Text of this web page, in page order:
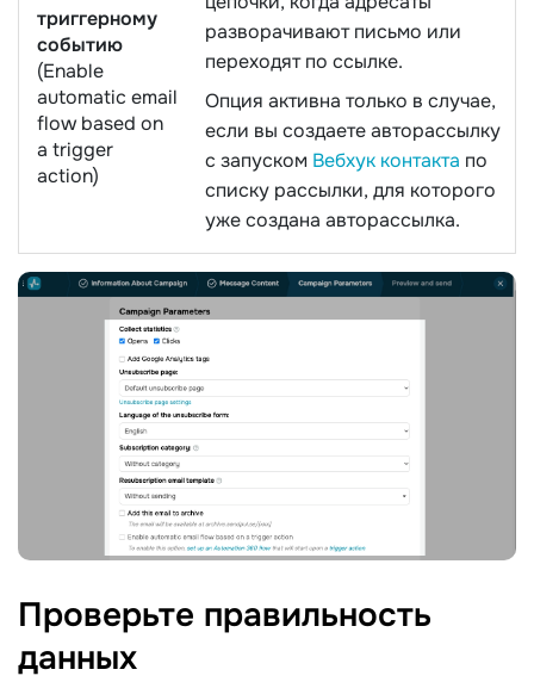
триггерному
событию
(Enable
automatic email
flow based on
a trigger
action)
разворачивают письмо или
переходят по ссылке.
Опция активна только в случае,
если вы создаете авторассылку
с запуском Вебхук контакта по
списку рассылки, для которого
уже создана авторассылка.
Проверьте правильность
данных